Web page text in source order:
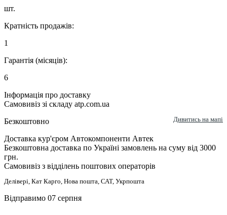
шт.
Кратність продажів:
1
Гарантія (місяців):
6
Інформація про доставку
Самовивіз зі складу atp.com.ua
Безкоштовно
Дивитись на мапі
Доставка кур'єром Автокомпоненти Автек
Безкоштовна доставка по Україні замовлень на суму від 3000
грн.
Самовивіз з відділень поштових операторів
Делівері, Кат Карго, Нова пошта, САТ, Укрпошта
Відправимо 07 серпня